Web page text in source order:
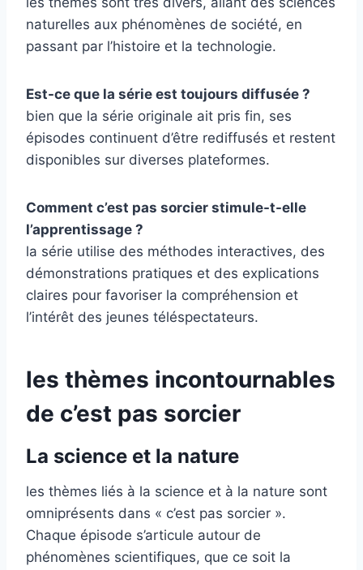
naturelles aux phénomènes de société, en
passant par l’histoire et la technologie.
Est-ce que la série est toujours diffusée ?
bien que la série originale ait pris fin, ses
épisodes continuent d’être rediffusés et restent
disponibles sur diverses plateformes.
Comment c’est pas sorcier stimule-t-elle
l’apprentissage ?
la série utilise des méthodes interactives, des
démonstrations pratiques et des explications
claires pour favoriser la compréhension et
l’intérêt des jeunes téléspectateurs.
les thèmes incontournables
de c’est pas sorcier
La science et la nature
les thèmes liés à la science et à la nature sont
omniprésents dans « c’est pas sorcier ».
Chaque épisode s’articule autour de
phénomènes scientifiques, que ce soit la